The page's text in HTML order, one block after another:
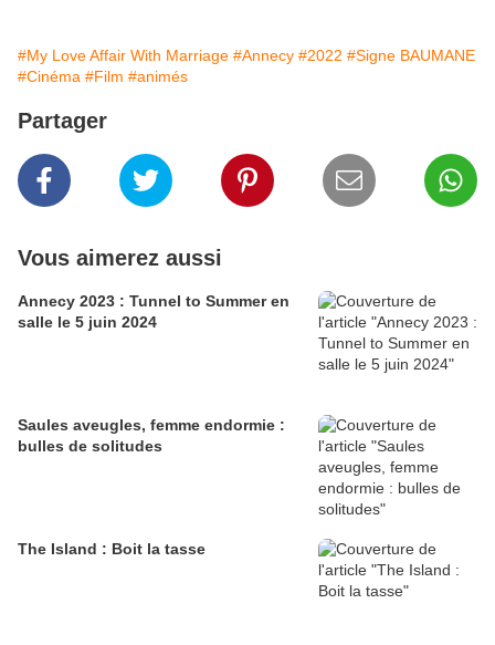
#My Love Affair With Marriage #Annecy #2022 #Signe BAUMANE
#Cinéma #Film #animés
Partager
Vous aimerez aussi
Annecy 2023 : Tunnel to Summer en
salle le 5 juin 2024
Saules aveugles, femme endormie :
bulles de solitudes
The Island : Boit la tasse